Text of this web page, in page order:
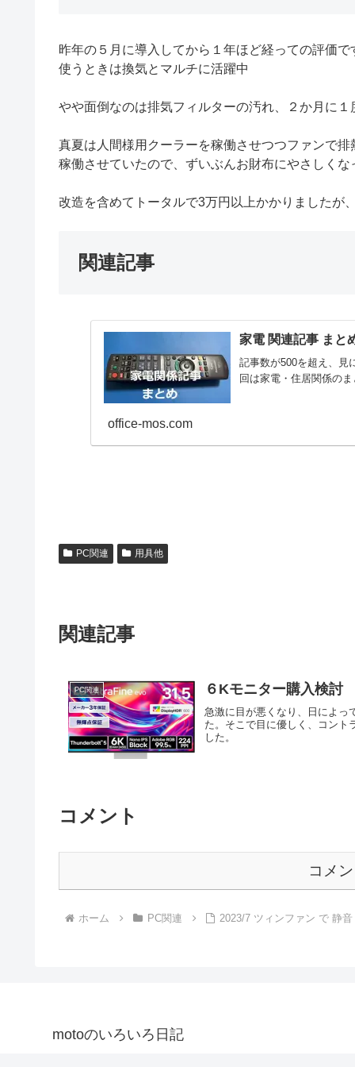
昨年の５月に導入してから１年ほど経っての評価
使うときは換気とマルチに活躍中
やや面倒なのは排気フィルターの汚れ、２か月に
真夏は人間様用クーラーを稼働させつつファンで
稼働させていたので、ずいぶんお財布にやさしくな
改造を含めてトータルで3万円以上かかりましたが
関連記事
家電 関連記事 まと
記事数が500を超え、見
回は家電・住居関係の
office-mos.com
PC関連 用具他
関連記事
PC関連 ６Kモニター購入検討
急激に目が悪くなり、日によっ
た。そこで目に優しく、コント
した。
コメント
コメ
ホーム PC関連 2023/7 ツィンファン で 静
motoのいろいろ日記